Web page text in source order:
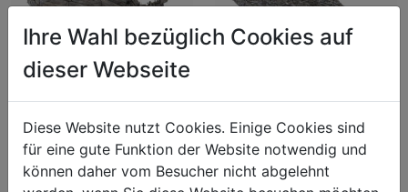
Korbgefäß Herz
Art.-Nr.: 7422500
L:25cm B:35cm H:10cm
Korbgefäß Herz
Art.-Nr.: 7422600
L:32cm B:45cm H:13cm
Ihre Wahl bezüglich Cookies auf
dieser Webseite
Diese Website nutzt Cookies. Einige Cookies sind
für eine gute Funktion der Website notwendig und
können daher vom Besucher nicht abgelehnt